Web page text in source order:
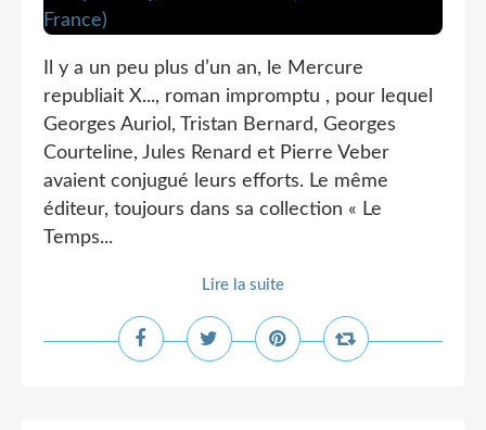
Il y a un peu plus d’un an, le Mercure
republiait X..., roman impromptu , pour lequel
Georges Auriol, Tristan Bernard, Georges
Courteline, Jules Renard et Pierre Veber
avaient conjugué leurs efforts. Le même
éditeur, toujours dans sa collection « Le
Temps...
Lire la suite